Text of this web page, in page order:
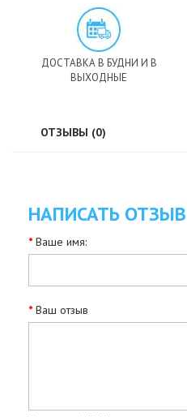
ДОСТАВКА В БУДНИ И В
ВЫХОДНЫЕ
ОТЗЫВЫ (0)
НАПИСАТЬ ОТЗЫВ
Ваше имя:
Ваш отзыв